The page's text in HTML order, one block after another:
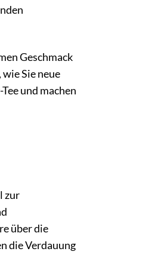
Geschmack
Sie neue
und machen
zur
über die
die Verdauung